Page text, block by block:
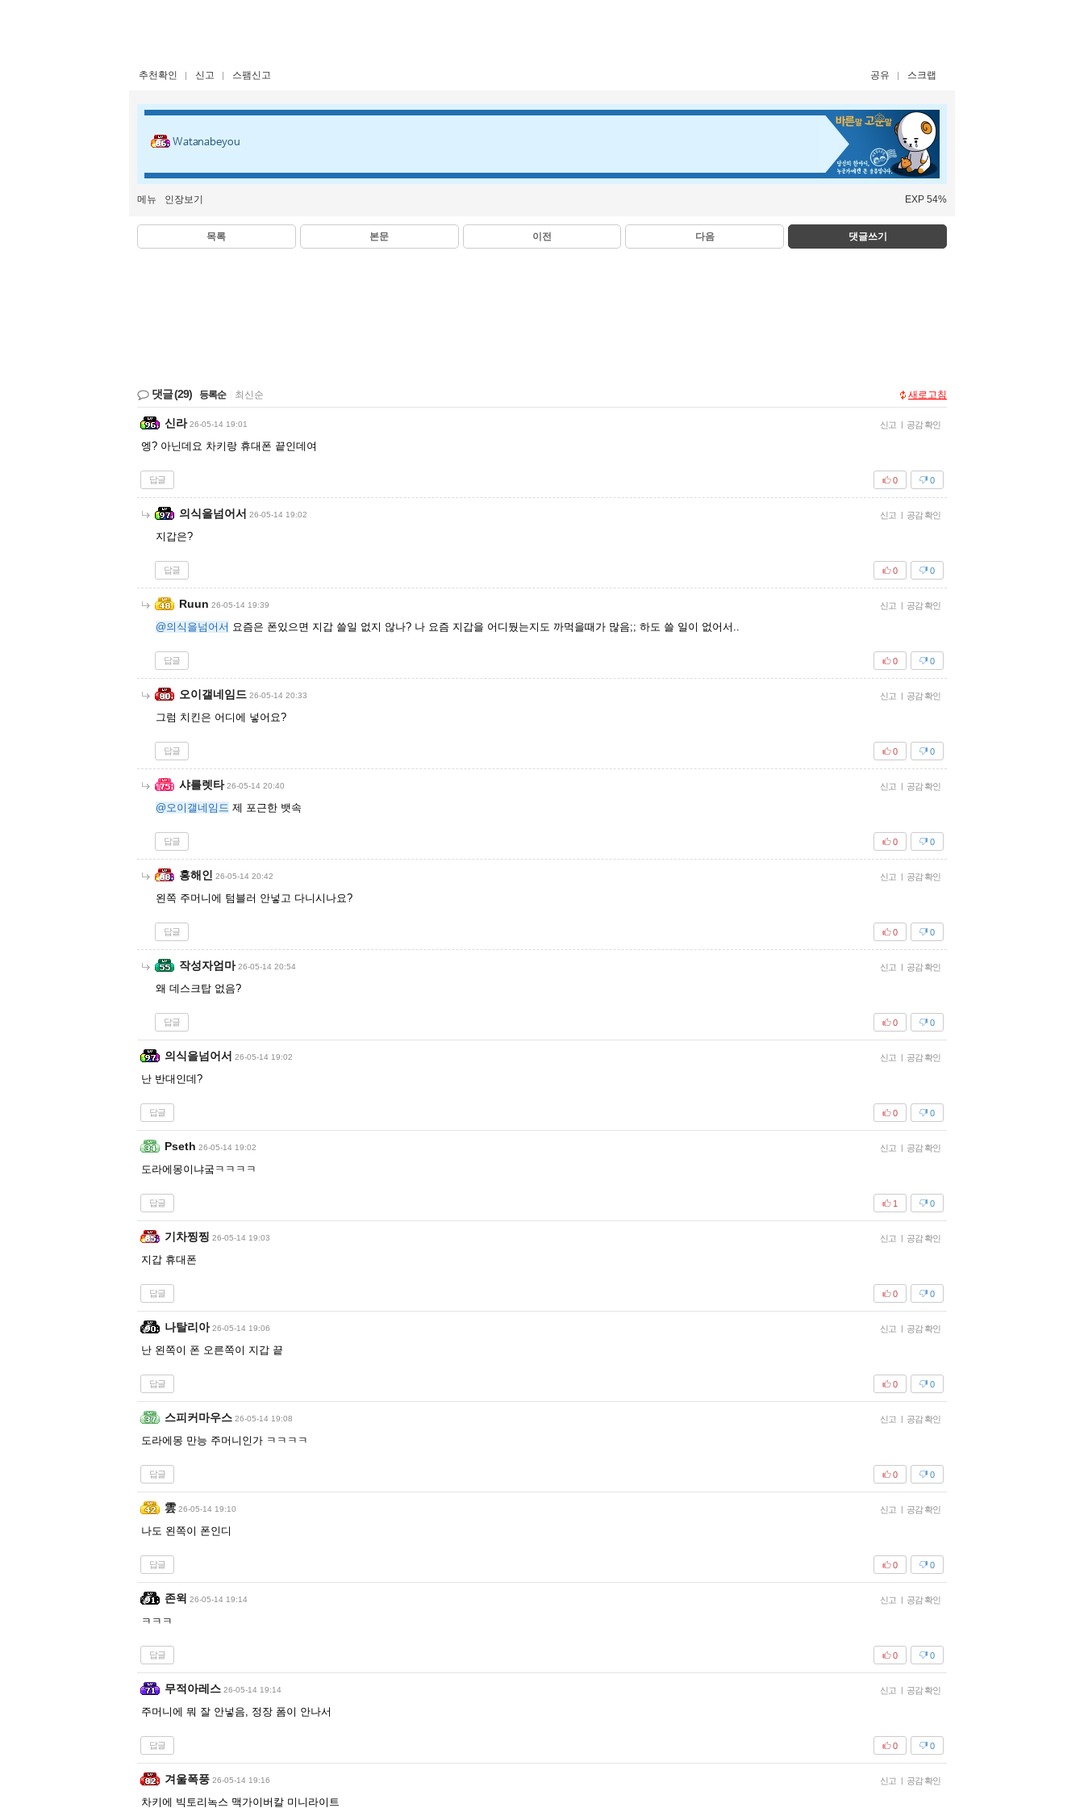
추천확인 신고 스팸신고 공유 스크랩
Watanabeyou
메뉴 인장보기 EXP 54%
목록 본문 이전 다음 댓글쓰기
댓글(29) 등록순 최신순 새로고침
신라 26-05-14 19:01 신고 | 공감 확인
엥? 아닌데요 차키랑 휴대폰 끝인데여
답글 0
0
의식을넘어서 26-05-14 19:02 신고 | 공감 확인
지갑은?
답글 0
0
Ruun 26-05-14 19:39 신고 | 공감 확인
@의식을넘어서 요즘은 폰있으면 지갑 쓸일 없지 않나? 나 요즘 지갑을 어디뒀는지도 까먹을때가 많음;; 하도 쓸 일이 없어서..
답글 0
0
오이갤네임드 26-05-14 20:33 신고 | 공감 확인
그럼 치킨은 어디에 넣어요?
답글 0
0
샤를렛타 26-05-14 20:40 신고 | 공감 확인
@오이갤네임드 제 포근한 뱃속
답글 0
0
홍해인 26-05-14 20:42 신고 | 공감 확인
왼쪽 주머니에 텀블러 안넣고 다니시나요?
답글 0
0
작성자엄마 26-05-14 20:54 신고 | 공감 확인
왜 데스크탑 없음?
답글 0
0
의식을넘어서 26-05-14 19:02 신고 | 공감 확인
난 반대인데?
답글 0
0
Pseth 26-05-14 19:02 신고 | 공감 확인
도라에몽이냐궄ㅋㅋㅋㅋ
답글 0
1
기차찡찡 26-05-14 19:03 신고 | 공감 확인
지갑 휴대폰
답글 0
0
나탈리아 26-05-14 19:06 신고 | 공감 확인
난 왼쪽이 폰 오른쪽이 지갑 끝
답글 0
0
스피커마우스 26-05-14 19:08 신고 | 공감 확인
도라에몽 만능 주머니인가 ㅋㅋㅋㅋ
답글 0
0
雲 26-05-14 19:10 신고 | 공감 확인
나도 왼쪽이 폰인디
답글 0
0
존윅 26-05-14 19:14 신고 | 공감 확인
ㅋㅋㅋ
답글 0
0
무적아레스 26-05-14 19:14 신고 | 공감 확인
주머니에 뭐 잘 안넣음, 정장 폼이 안나서
답글 0
0
겨울폭풍 26-05-14 19:16 신고 | 공감 확인
차키에 빅토리녹스 맥가이버칼 미니라이트